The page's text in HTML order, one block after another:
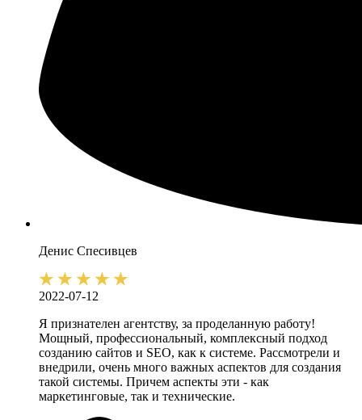
Денис Спесивцев
2022-07-12
Я признателен агентству, за проделанную работу!
Мощный, профессиональный, комплексный подход
созданию сайтов и SEO, как к системе. Рассмотрели и
внедрили, очень много важных аспектов для создания
такой системы. Причем аспекты эти - как
маркетинговые, так и технические.